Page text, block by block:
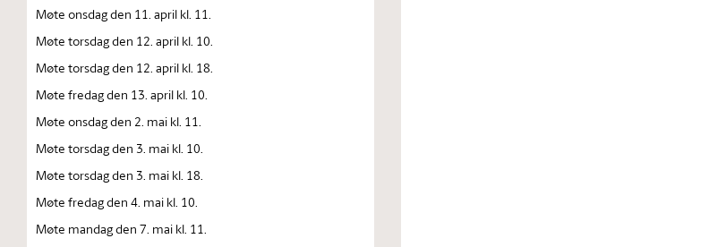
Møte onsdag den 11. april kl. 11.
Møte torsdag den 12. april kl. 10.
Møte torsdag den 12. april kl. 18.
Møte fredag den 13. april kl. 10.
Møte onsdag den 2. mai kl. 11.
Møte torsdag den 3. mai kl. 10.
Møte torsdag den 3. mai kl. 18.
Møte fredag den 4. mai kl. 10.
Møte mandag den 7. mai kl. 11.